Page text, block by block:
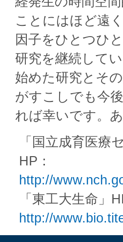
ことにはほど遠
因子をひとつひ
研究を継続して
始めた研究とそ
がすこしでも今
れば幸いです。
「国立成育医療
HP：
http://
「東工大生命」
http://